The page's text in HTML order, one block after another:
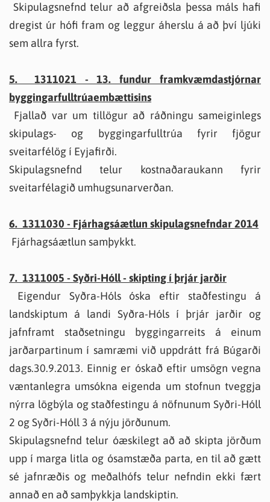
Skipulagsnefnd telur að afgreiðsla þessa máls hafi
dregist úr hófi fram og leggur áherslu á að því ljúki
sem allra fyrst.
5. 1311021 - 13. fundur framkvæmdastjórnar
byggingarfulltrúaembættisins
Fjallað var um tillögur að ráðningu sameiginlegs
skipulags- og byggingarfulltrúa fyrir fjögur
sveitarfélög í Eyjafirði.
Skipulagsnefnd telur kostnaðaraukann fyrir
sveitarfélagið umhugsunarverðan.
6. 1311030 - Fjárhagsáætlun skipulagsnefndar 2014
Fjárhagsáætlun samþykkt.
7. 1311005 - Syðri-Hóll - skipting í þrjár jarðir
Eigendur Syðra-Hóls óska eftir staðfestingu á
landskiptum á landi Syðra-Hóls í þrjár jarðir og
jafnframt staðsetningu byggingarreits á einum
jarðarpartinum í samræmi við uppdrátt frá Búgarði
dags.30.9.2013. Einnig er óskað eftir umsögn vegna
væntanlegra umsókna eigenda um stofnun tveggja
nýrra lögbýla og staðfestingu á nöfnunum Syðri-Hóll
2 og Syðri-Hóll 3 á nýju jörðunum.
Skipulagsnefnd telur óæskilegt að að skipta jörðum
upp í marga litla og ósamstæða parta, en til að gætt
sé jafnræðis og meðalhófs telur nefndin ekki fært
annað en að samþykkja landskiptin.